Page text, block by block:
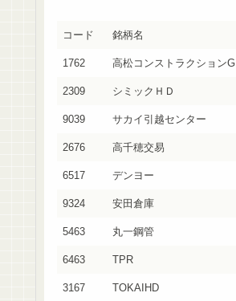
コード 銘柄名
1762 高松コンストラクションG
2309 シミックＨＤ
9039 サカイ引越センター
2676 高千穂交易
6517 デンヨー
9324 安田倉庫
5463 丸一鋼管
6463 TPR
3167 TOKAIHD